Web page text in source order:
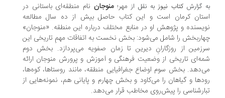
گزارش کتاب نیوز به نقل از مهر؛منوجاننام منطقه‌ای باستانی در
کرمان است و این کتاب حاصل بیش از ده سال مطالعه‌
و پژوهش او در منابع مختلف درباره‌ این منطقه. «منوجان»
را شامل می‌شود: بخش نخست به اتفاقات مهمِ تاریخی این
از روزگارانِ دیرین تا زمان صفویه می‌پردازد. بخش دوم
تاریخی از وضعیت فرهنگی و آموزش و پرورش منوجان ارائه
بخش سوم اوضاع جغرافیایی منطقه، مانند روستاها، کوه‌ها،
و گیاهان را می‌کاود و بخش چهارم و پایانی هم، نمونه‌هایی از
را پیش‌روی مخاطب قرار می‌دهد.